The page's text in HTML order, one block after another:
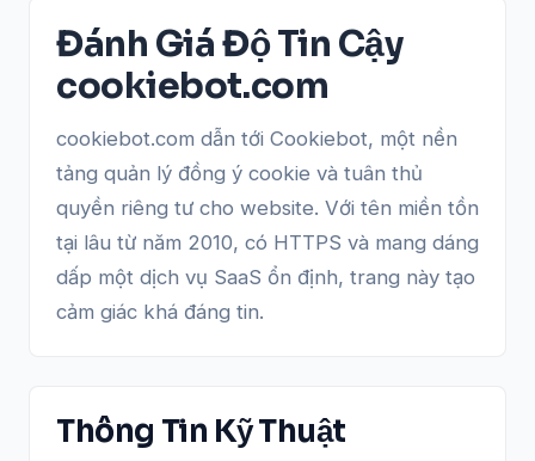
Đánh Giá Độ Tin Cậy
cookiebot.com
cookiebot.com dẫn tới Cookiebot, một nền
tảng quản lý đồng ý cookie và tuân thủ
quyền riêng tư cho website. Với tên miền tồn
tại lâu từ năm 2010, có HTTPS và mang dáng
dấp một dịch vụ SaaS ổn định, trang này tạo
cảm giác khá đáng tin.
Thông Tin Kỹ Thuật